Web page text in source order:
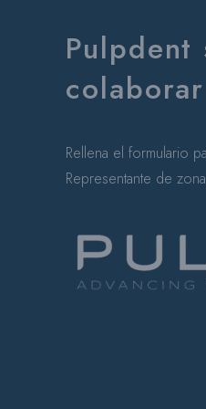
Rellena el formulario
Representante de